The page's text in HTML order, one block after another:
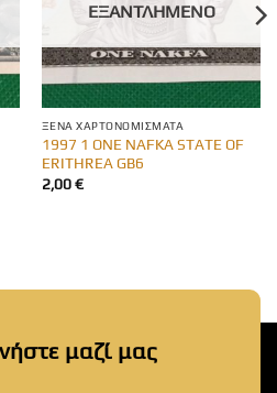
ΕΞΑΝΤΛΗΜΈΝΟ
ΞΈΝΑ ΧΑΡΤΟΝΟΜΊΣΜΑΤΑ
1997 1 ONE NAFKA STATE OF
ERITHREA GB6
2,00€
μαζί μας